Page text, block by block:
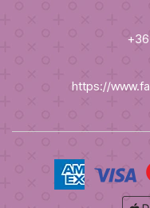
https://